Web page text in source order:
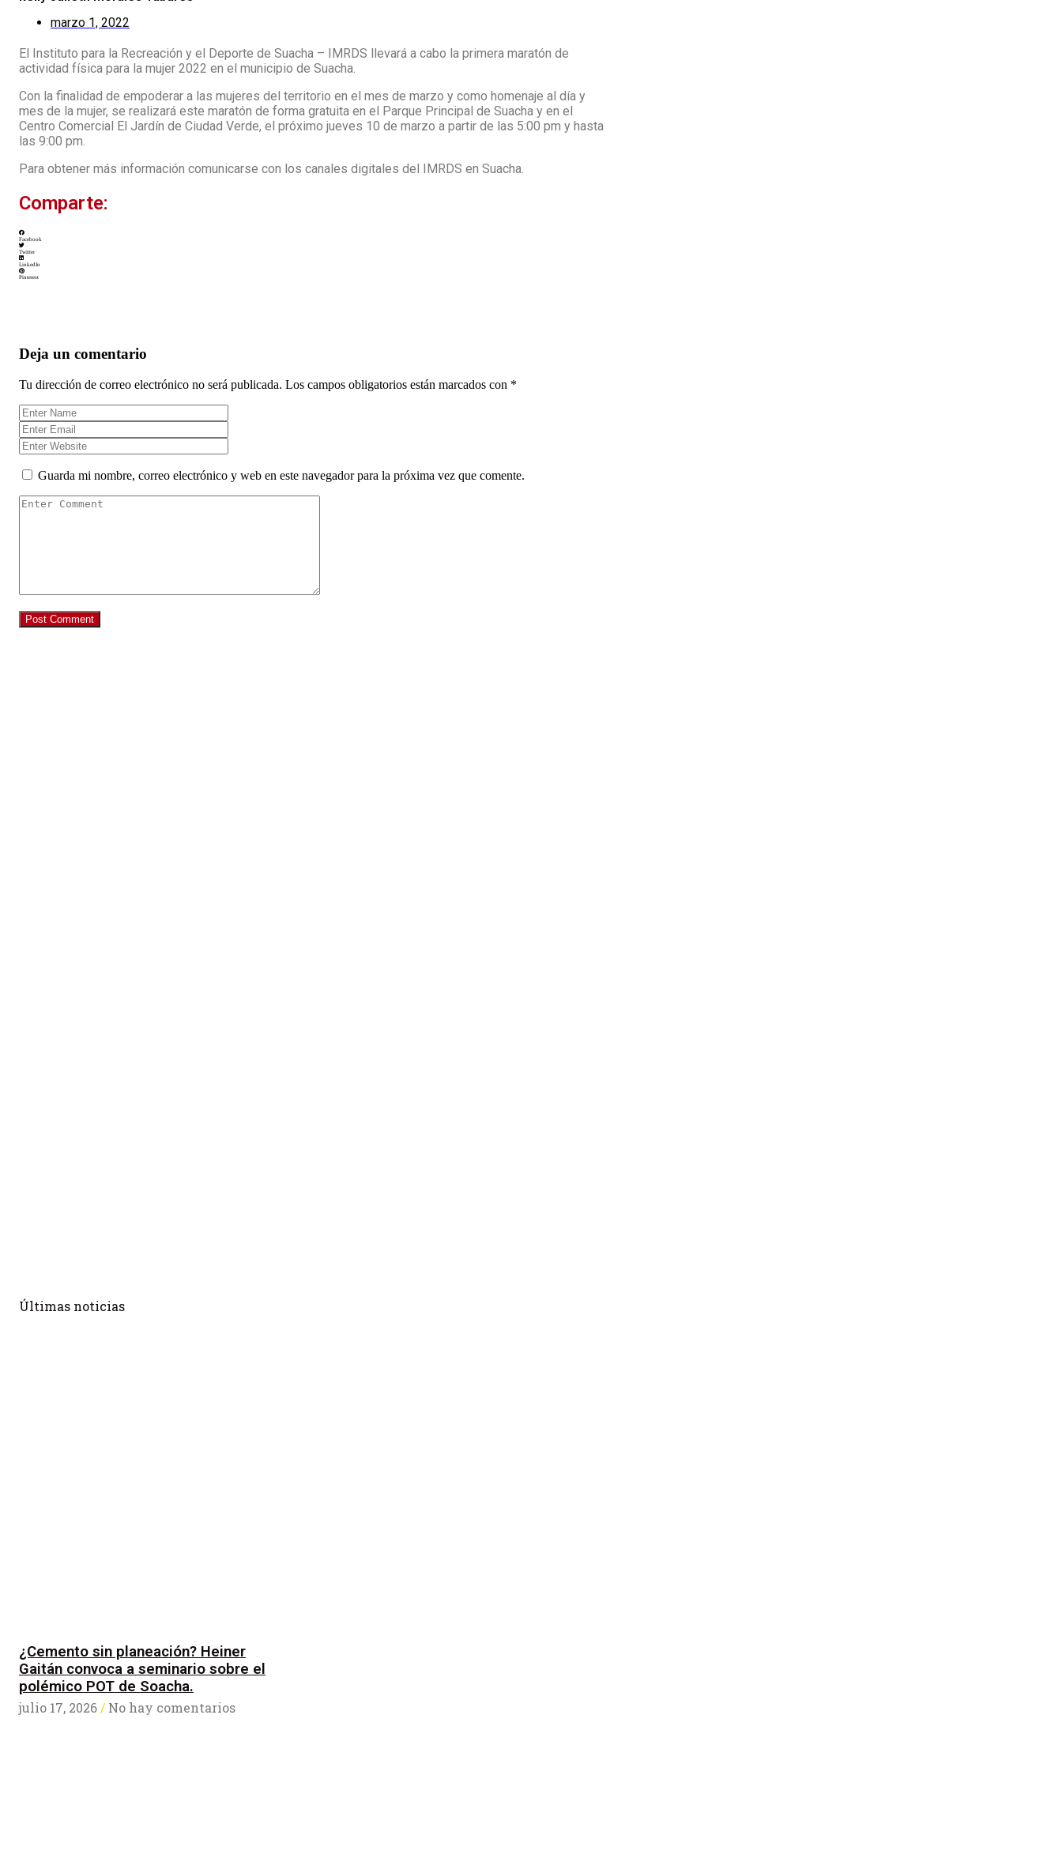
marzo 1, 2022
El Instituto para la Recreación y el Deporte de Suacha – IMRDS llevará a cabo la primera maratón de
actividad física para la mujer 2022 en el municipio de Suacha.
Con la finalidad de empoderar a las mujeres del territorio en el mes de marzo y como homenaje al día y
mes de la mujer, se realizará este maratón de forma gratuita en el Parque Principal de Suacha y en el
Centro Comercial El Jardín de Ciudad Verde, el próximo jueves 10 de marzo a partir de las 5:00 pm y hasta
las 9:00 pm.
Para obtener más información comunicarse con los canales digitales del IMRDS en Suacha.
Comparte:
Facebook
Twitter
LinkedIn
Pinterest
Deja un comentario
Tu dirección de correo electrónico no será publicada. Los campos obligatorios están marcados con *
Guarda mi nombre, correo electrónico y web en este navegador para la próxima vez que comente.
Últimas noticias
¿Cemento sin planeación? Heiner
Gaitán convoca a seminario sobre el
polémico POT de Soacha.
julio 17, 2026 No hay comentarios